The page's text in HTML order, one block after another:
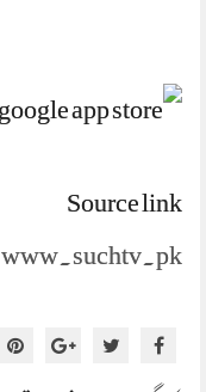
Source link
www.suchtv.pk